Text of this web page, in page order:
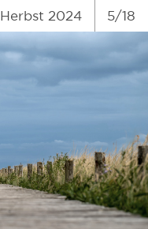
Herbst 2024 5/18